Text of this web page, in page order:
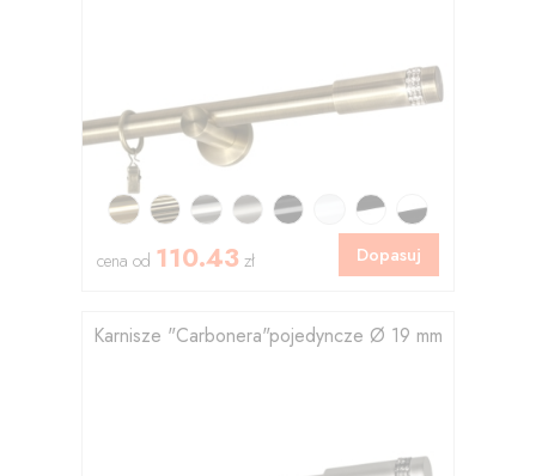
cena od 110.43 zł Dopasuj
Karnisze "Carbonera"pojedyncze Ø 19 mm